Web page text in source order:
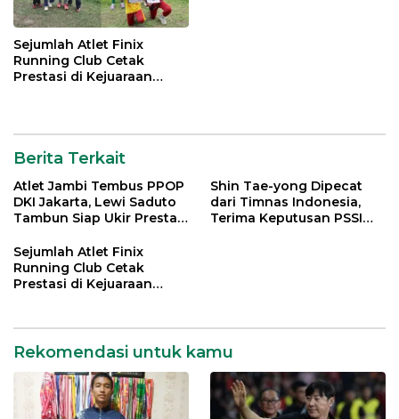
Sejumlah Atlet Finix
Running Club Cetak
Prestasi di Kejuaraan
Berita Terkait
Atlet Jambi Tembus PPOP
DKI Jakarta, Lewi Saduto
Tambun Siap Ukir Prestasi
Shin Tae-yong Dipecat
dari Timnas Indonesia,
Terima Keputusan PSSI
Sejumlah Atlet Finix
Running Club Cetak
Prestasi di Kejuaraan
Rekomendasi untuk kamu